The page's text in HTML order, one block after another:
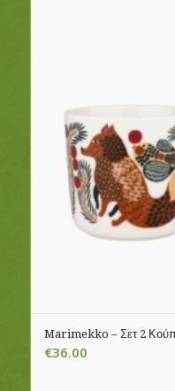
Marimekko – Σετ 2
€36.00